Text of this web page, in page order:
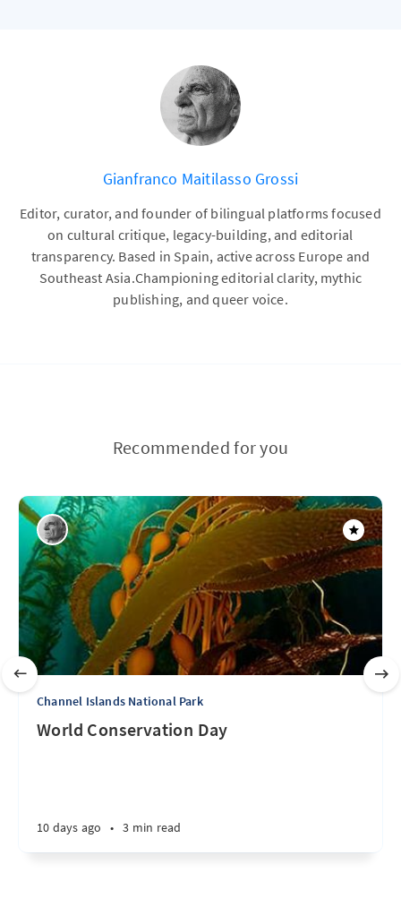
Gianfranco Maitilasso Grossi
Editor, curator, and founder of bilingual platforms focused
on cultural critique, legacy-building, and editorial
transparency. Based in Spain, active across Europe and
Southeast Asia.Championing editorial clarity, mythic
publishing, and queer voice.
Recommended for you
Channel Islands National Park
World Conservation Day
10 days ago • 3 min read